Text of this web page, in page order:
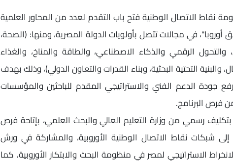
الاتصال الوطنية فتح باب التقدم لعدد من المحاور العلمية
أوروبا"، في مجالات تتصل بأولويات الدولة المصرية، ومنها: (الصحة،
والتحول الرقمي والذكاء الاصطناعي، والطاقة والمناخ، والغذاء
والبنية التحتية البحثية، وبناء القدرات والتعاون الدولي)، وذلك بهدف
جودة الدعم الفني والاستراتيجي المقدم للباحثين والمؤسسات
فرص البرنامج.
بتكليف رسمي من وزارة التعليم العالي والبحث العلمي، بإتاحة فرص
شبكات نقاط الاتصال الوطنية الأوروبية، والمشاركة في ورش
الاستراتيجي لمصر في منظومة البحث والابتكار الأوروبية، كما